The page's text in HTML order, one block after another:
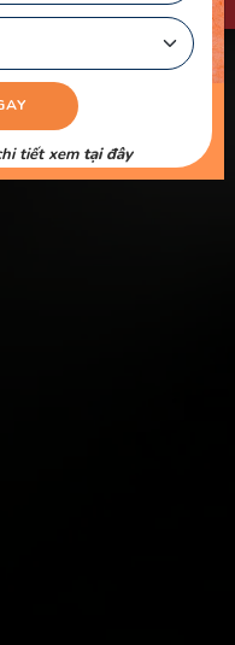
Sư – Giảng Viên
tiết xem tại đây